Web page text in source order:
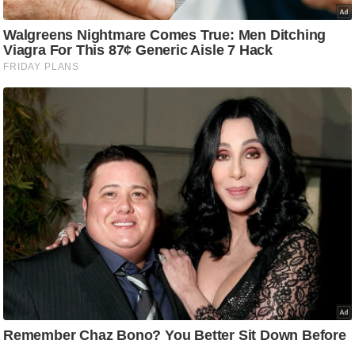
ट
ने
स
मं
त्रा
रि
ले
श
न
शि
प
रा
ज
वि